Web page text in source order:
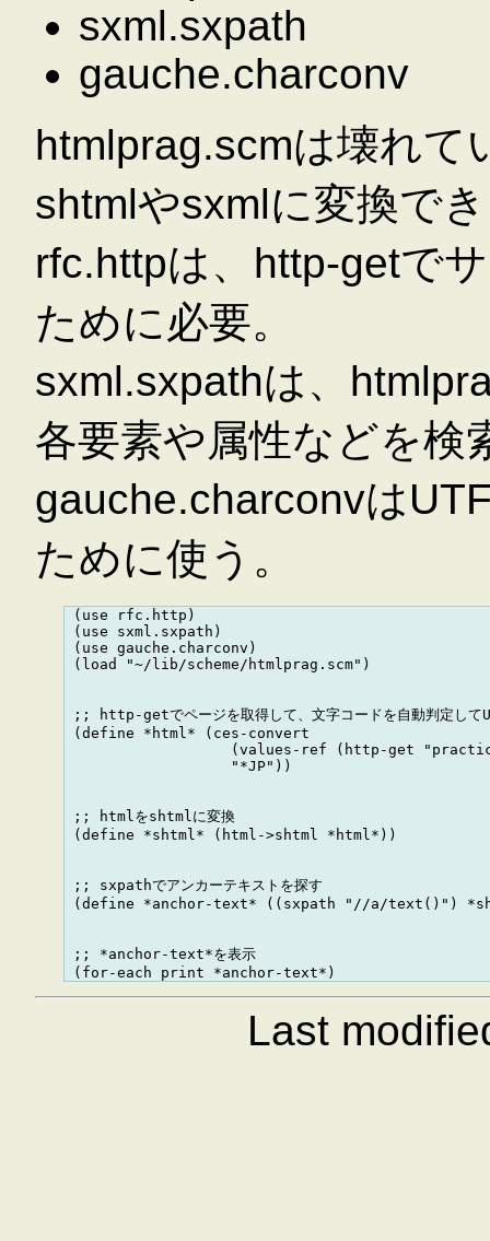
sxml.sxpath
gauche.charconv
htmlprag.scmは壊れて
shtmlやsxmlに変換で
rfc.httpは、http-getで
ために必要。
sxml.sxpathは、
各要素や属性などを検
gauche.charconvは
ために使う。
(use rfc.http)
(use sxml.sxpath)
(use gauche.charconv)
(load "~/lib/scheme/htmlprag.scm")
;; http-getでページを取得して、文字コードを自動判定して
(define *html* (ces-convert
(values-ref (http-get
                   "*JP"))
;; htmlをshtmlに変換
(define *shtml* (html->shtml *html*))
;; sxpathでアンカーテキストを探す
(define *anchor-text* ((sxpath "//a/text()")
;; *anchor-text*を表示
Last